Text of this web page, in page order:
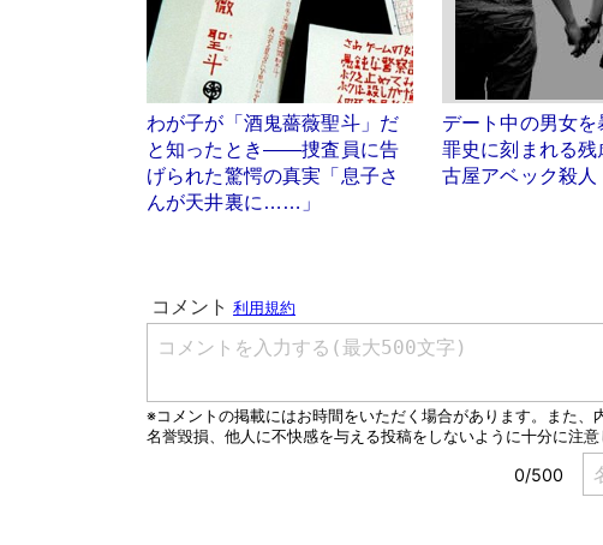
わが子が「酒鬼薔薇聖斗」だ
と知ったとき――捜査員に告
げられた驚愕の真実「息子さ
んが天井裏に……」
デート中の男女
罪史に刻まれる残
古屋アベック殺人